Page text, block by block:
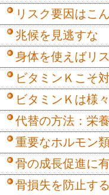
リスク要因はこ
兆候を見逃すな
身体を使えばリ
ビタミンＫこそ
ビタミンＫは様
代替の方法：栄
重要なホルモン
骨の成長促進に
骨損失を防止す